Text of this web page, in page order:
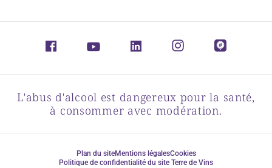
L'abus d'alcool est dangereux pour la santé,
à consommer avec modération.
Plan du siteMentions légalesCookies
Politique de confidentialité du site Terre de Vins